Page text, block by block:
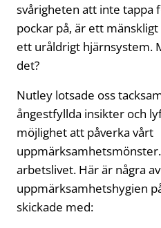
svårigheten att inte tappa
pockar på, är ett
ett uråldrigt hjärnsystem.
det?
Nutley lotsade oss
ångestfyllda insikter och
möjlighet att påverka vårt
arbetslivet. Här är några
uppmärksamhetshygien
skickade med: